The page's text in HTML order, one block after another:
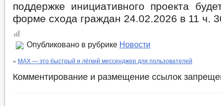
поддержке инициативного проекта
форме схода граждан 24.02.2026 в 11 ч.
Опубликовано в рубрике Новости
« МАХ — это быстрый и лёгкий мессенджер для пользователей
Комментирование и размещение ссылок